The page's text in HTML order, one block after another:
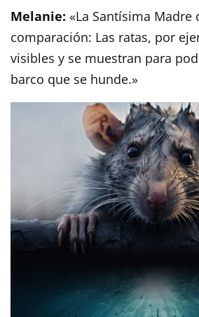
Melanie: «La Santísima Madre
comparación: Las ratas, por
visibles y se muestran para
barco que se hunde.»